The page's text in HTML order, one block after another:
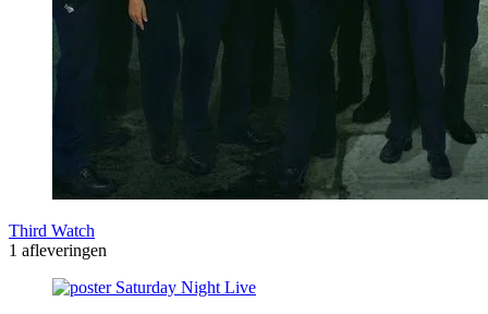
Third Watch
1 afleveringen